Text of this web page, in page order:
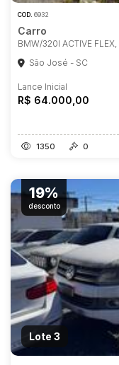
COD. 6932
Carro
BMW/320I ACTIVE
São José - SC
Lance Inicial
R$ 64.000,00
1350 0
19%
desconto
Lote 3